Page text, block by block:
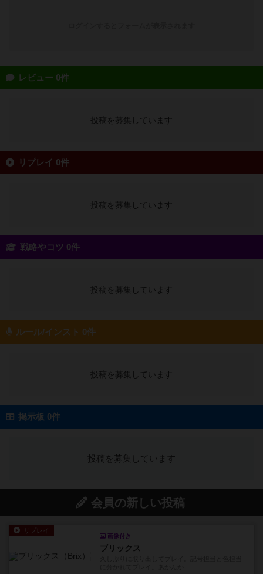
レビュー 0件
投稿を募集しています
リプレイ 0件
投稿を募集しています
戦略やコツ 0件
投稿を募集しています
ルール/インスト 0件
投稿を募集しています
掲示板 0件
投稿を募集しています
会員の新しい投稿
リプレイ
画像付き
ブリックス